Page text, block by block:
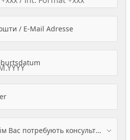
/ E-Mail Adresse(Value Required)
Скільки членів сім’ї крім Вас потребують консультації? / Wieviele Familienmitglieder brauchen Beratung - zusätzlich zu Ihnen?